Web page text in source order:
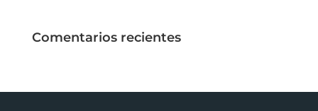
Comentarios recientes